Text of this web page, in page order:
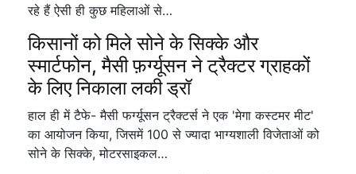
रहे हैं ऐसी ही कुछ महिलाओं से…
किसानों को मिले सोने के सिक्के और
स्मार्टफोन, मैसी फ़र्ग्यूसन ने ट्रैक्टर ग्राहकों
के लिए निकाला लकी ड्रॉ
हाल ही में टैफे- मैसी फर्ग्यूसन ट्रैक्टर्स ने एक 'मेगा कस्टमर मीट'
का आयोजन किया, जिसमें 100 से ज्यादा भाग्यशाली विजेताओं को
सोने के सिक्के, मोटरसाइकल…